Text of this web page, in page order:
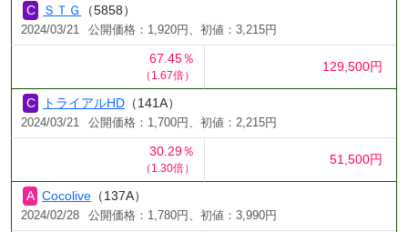
ＳＴＧ （5858）
2024/03/21 公開価格：1,920円、初値：3,215円
67.45％
（1.67倍）
129,500円
トライアルHD （141A）
2024/03/21 公開価格：1,700円、初値：2,215円
30.29％
（1.30倍）
51,500円
Cocolive （137A）
2024/02/28 公開価格：1,780円、初値：3,990円